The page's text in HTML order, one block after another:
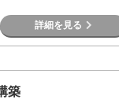
詳細を見る
築